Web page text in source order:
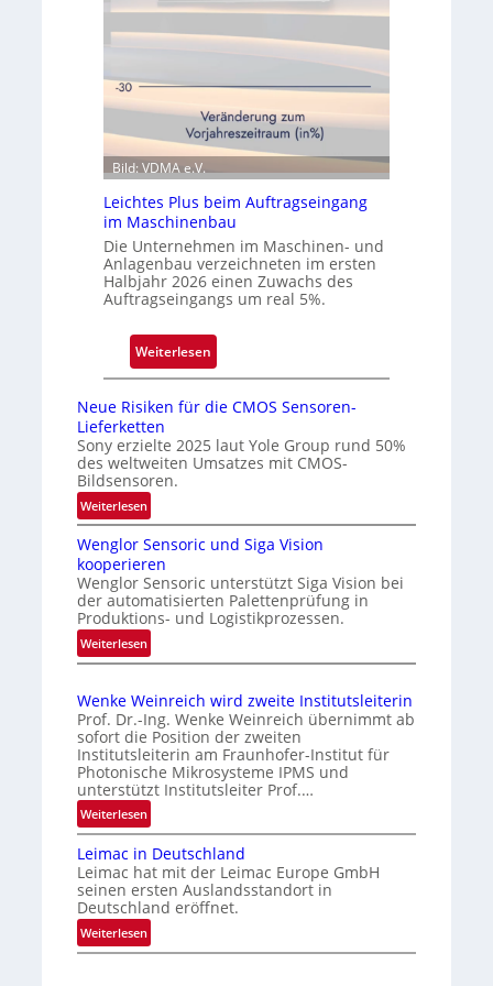
e
Q
u
t
l
c
s
f
f
n
e
t
N
i
e
d
e
r
l
a
s
u
g
i
C
h
n
Bild: VDMA e.V.
Leichtes Plus beim Auftragseingang
im Maschinenbau
Die Unternehmen im Maschinen- und
Anlagenbau verzeichneten im ersten
Halbjahr 2026 einen Zuwachs des
Auftragseingangs um real 5%.
Weiterlesen:
L
e
c
h
l
u
s
i
m
A
u
f
r
a
g
s
i
Neue Risiken für die CMOS Sensoren-
Lieferketten
Sony erzielte 2025 laut Yole Group rund 50%
des weltweiten Umsatzes mit CMOS-
Bildsensoren.
Weiterlesen:
N
e
u
e
R
i
s
e
n
f
ü
r
d
i
e
C
M
O
S
Wenglor Sensoric und Siga Vision
kooperieren
Wenglor Sensoric unterstützt Siga Vision bei
der automatisierten Palettenprüfung in
Produktions- und Logistikprozessen.
Weiterlesen:
W
n
g
l
o
r
S
e
n
s
o
r
i
c
Wenke Weinreich wird zweite Institutsleiterin
Prof. Dr.-Ing. Wenke Weinreich übernimmt ab
sofort die Position der zweiten
Institutsleiterin am Fraunhofer-Institut für
Photonische Mikrosysteme IPMS und
unterstützt Institutsleiter Prof.…
Weiterlesen:
W
e
n
k
e
W
e
Leimac in Deutschland
Leimac hat mit der Leimac Europe GmbH
seinen ersten Auslandsstandort in
Deutschland eröffnet.
Weiterlesen:
L